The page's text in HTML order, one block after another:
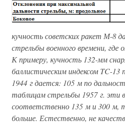
кучность советских ракет М-8
стрельбы военного времени, где
К примеру, кучность 132-мм
баллистическим индексом TC-
1944 г дается: 105 м по
таблицам стрельбы 1957 г. эти
соответственно 135 м и 300 м,
больше. Естественно, не